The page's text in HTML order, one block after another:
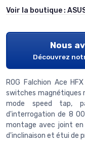
Voir la boutique :
Nous
Découvrez
ROG Falchion Ace
switches magnétiques
mode speed tap,
d'interrogation de 8
montage avec joint
d'inclinaison et étui de